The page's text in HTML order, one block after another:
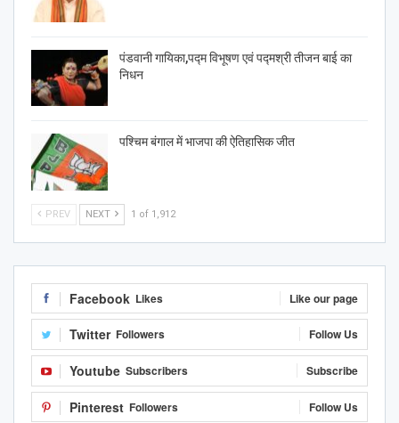
पंडवानी गायिका,पद्म विभूषण एवं पद्मश्री तीजन बाई का
निधन
पश्चिम बंगाल में भाजपा की ऐतिहासिक जीत
PREV NEXT 1 of 1,912
Facebook Likes Like our page
Twitter Followers Follow Us
Youtube Subscribers Subscribe
Pinterest Followers Follow Us